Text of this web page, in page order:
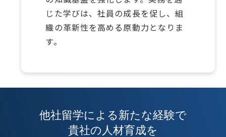
じた学びは、社員の成長を促し、組
織の革新性を高める原動力となりま
す。
他社留学による新たな経験で
貴社の人材育成を